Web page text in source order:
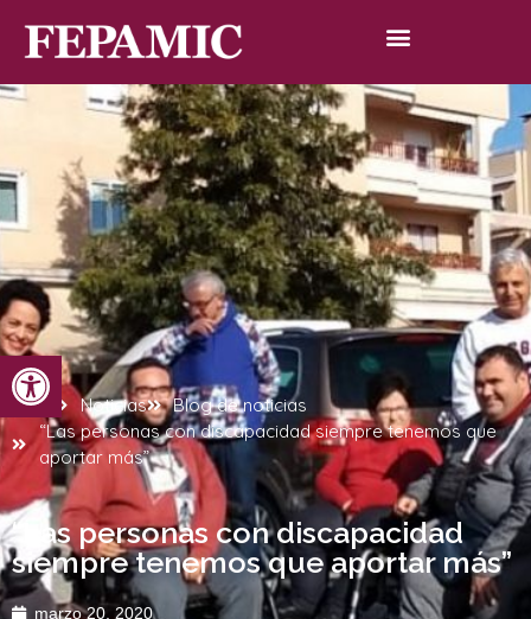
Abrir barra de herramientas
Inicio Noticias
Blog de noticias
“Las personas con discapacidad siempre tenemos que
aportar más”
“Las personas con discapacidad
siempre tenemos que aportar más”
marzo 20, 2020